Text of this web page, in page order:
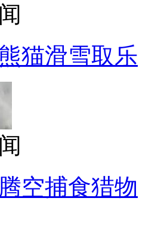
猫滑雪取乐
空捕食猎物